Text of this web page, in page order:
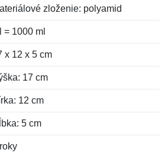
zloženie: polyamid
= 1000 ml
x 12 x 5 cm
17 cm
12 cm
5 cm